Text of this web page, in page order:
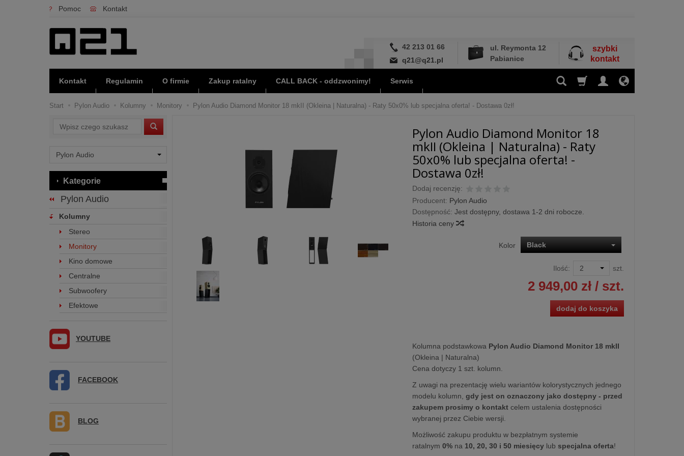
Pomoc Kontakt
42 213 01 66
q21@q21.pl
ul. Reymonta 12
Pabianice
szybki
kontakt
Kontakt Regulamin O firmie Zakup ratalny CALL BACK - oddzwonimy! Serwis
Start Pylon Audio Kolumny Monitory Pylon Audio Diamond Monitor 18 mkII (Okleina | Naturalna) - Raty 50x0% lub specjalna oferta! - Dostawa 0zł!
Pylon Audio Diamond Monitor 18
mkII (Okleina | Naturalna) - Raty
50x0% lub specjalna oferta! -
Dostawa 0zł!
Dodaj recenzję:
Producent: Pylon Audio
Dostępność: Jest dostępny, dostawa 1-2 dni robocze.
Historia ceny
Kolor Black
Ilość: szt.
2 949,00 zł/ szt.
dodaj do koszyka
Kolumna podstawkowa Pylon Audio Diamond Monitor 18 mkII
(Okleina | Naturalna)
Cena dotyczy 1 szt. kolumn.
Z uwagi na prezentację wielu wariantów kolorystycznych jednego
modelu kolumn, gdy jest on oznaczony jako dostępny - przed
zakupem prosimy o kontaktcelem ustalenia dostępności
wybranej przez Ciebie wersji.
Możliwość zakupu produktu w bezpłatnym systemie
ratalnym 0%na 10, 20, 30 i 50 miesięcylub specjalna oferta!
Wyszukaj
Kategorie
Pylon Audio
Kolumny
Stereo
Monitory
Kino domowe
Centralne
Subwoofery
Efektowe
YOUTUBE
FACEBOOK
BLOG